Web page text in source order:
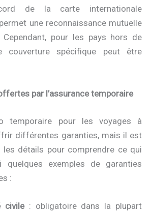
de la carte internationale
une reconnaissance mutuelle
Cependant, pour les pays hors de
couverture spécifique peut être
par l’assurance temporaire
temporaire pour les voyages à
différentes garanties, mais il est
détails pour comprendre ce qui
quelques exemples de garanties
:
civile: obligatoire dans la plupart